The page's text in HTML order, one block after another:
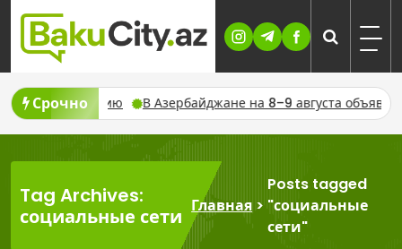
Skip
content
Срочно
на 8–9 августа объявили предупреждение из-за
Tag Archives:
социальные сети Главная >
Posts tagged
"социальные
сети"